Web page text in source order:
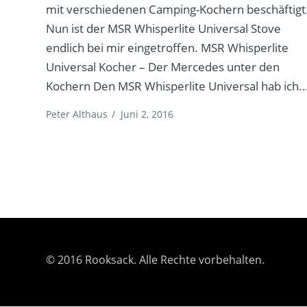
mit verschiedenen Camping-Kochern
Nun ist der MSR Whisperlite Universal Stove
endlich bei mir eingetroffen. MSR Whisperlite
Universal Kocher – Der Mercedes unter den
Kochern Den MSR Whisperlite Universal hab
Peter Althaus / Juni 2, 2016
© 2016 Rooksack. Alle Rechte vorbehalten.